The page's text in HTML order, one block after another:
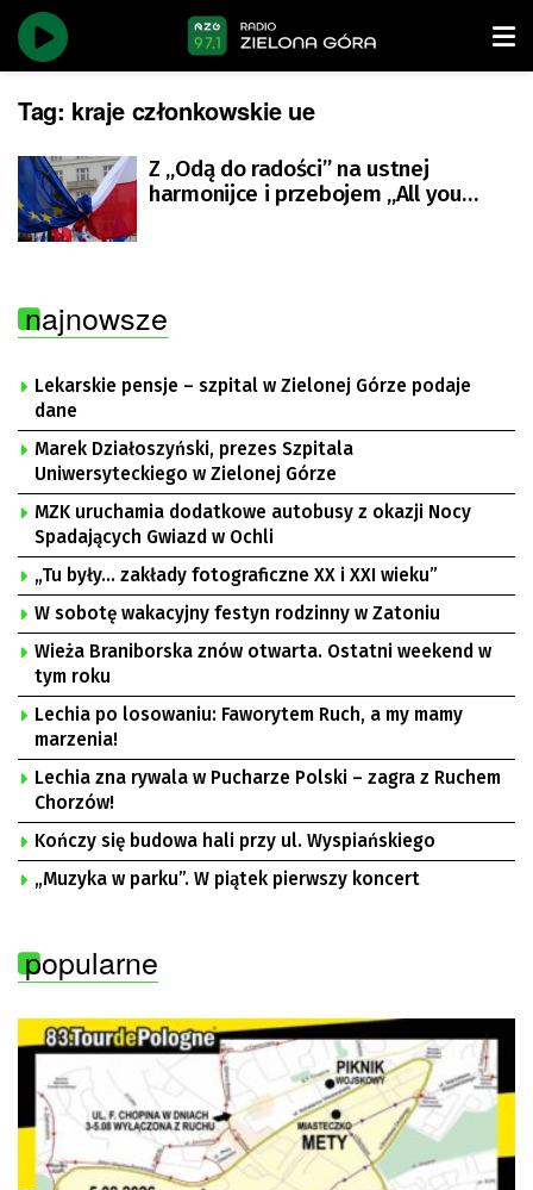
Tag: kraje członkowskie ue
Z „Odą do radości” na ustnej
harmonijce i przebojem „All you
najnowsze
Lekarskie pensje – szpital w Zielonej Górze podaje
dane
Marek Działoszyński, prezes Szpitala
Uniwersyteckiego w Zielonej Górze
MZK uruchamia dodatkowe autobusy z okazji Nocy
Spadających Gwiazd w Ochli
„Tu były… zakłady fotograficzne XX i XXI wieku”
W sobotę wakacyjny festyn rodzinny w Zatoniu
Wieża Braniborska znów otwarta. Ostatni weekend w
tym roku
Lechia po losowaniu: Faworytem Ruch, a my mamy
marzenia!
Lechia zna rywala w Pucharze Polski – zagra z Ruchem
Chorzów!
Kończy się budowa hali przy ul. Wyspiańskiego
„Muzyka w parku”. W piątek pierwszy koncert
popularne